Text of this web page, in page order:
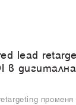
lead
в
променя